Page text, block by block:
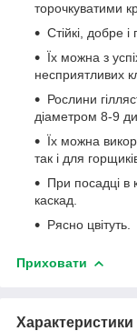
торочкуватими
Стійкі, добре
Їх можна з
несприятливих
Рослини
діаметром 8-9
Їх можна
так і для
При посадці в
каскад.
Рясно цвітуть.
Приховати
Характеристики